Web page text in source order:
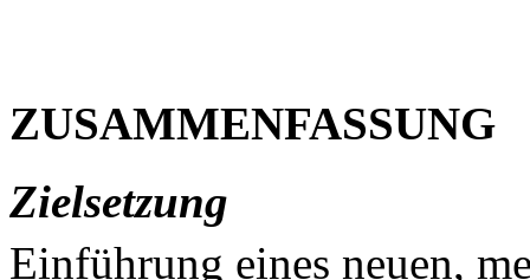
ZUSAMMENFASSUNG
Zielsetzung
Einführung eines neuen,